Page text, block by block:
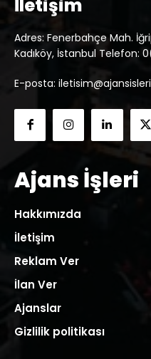
İletişim
Adres: Fenerbahçe Mah.
Kadıköy, İstanbul Telefon:
E-posta:
Ajans İşleri
Hakkımızda
İletişim
Reklam Ver
İlan Ver
Ajanslar
Gizlilik politikası